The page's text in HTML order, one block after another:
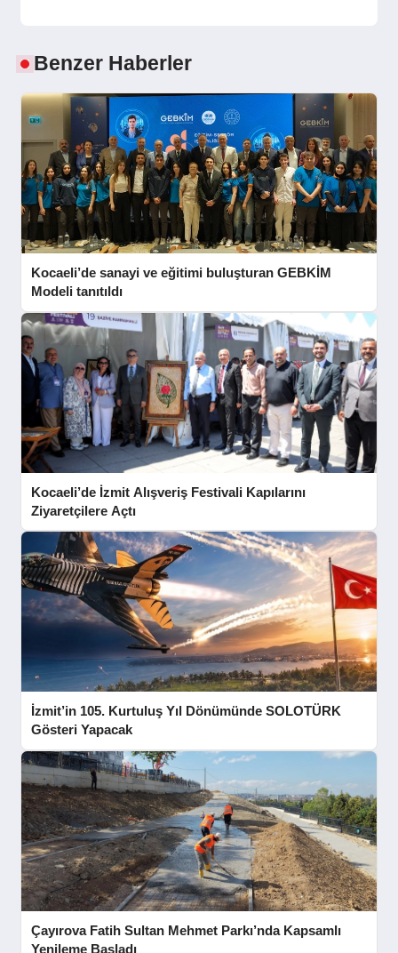
Benzer Haberler
Kocaeli’de sanayi ve eğitimi buluşturan GEBKİM
Modeli tanıtıldı
Kocaeli’de İzmit Alışveriş Festivali Kapılarını
Ziyaretçilere Açtı
İzmit’in 105. Kurtuluş Yıl Dönümünde SOLOTÜRK
Gösteri Yapacak
Çayırova Fatih Sultan Mehmet Parkı’nda Kapsamlı
Yenileme Başladı